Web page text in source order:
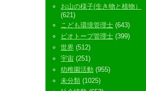
お山の様子(生き物と植物）
(621)
こども環境管理士 (643)
ビオトープ管理士 (399)
世界 (512)
宇宙 (251)
幼稚園活動 (955)
未分類 (1025)